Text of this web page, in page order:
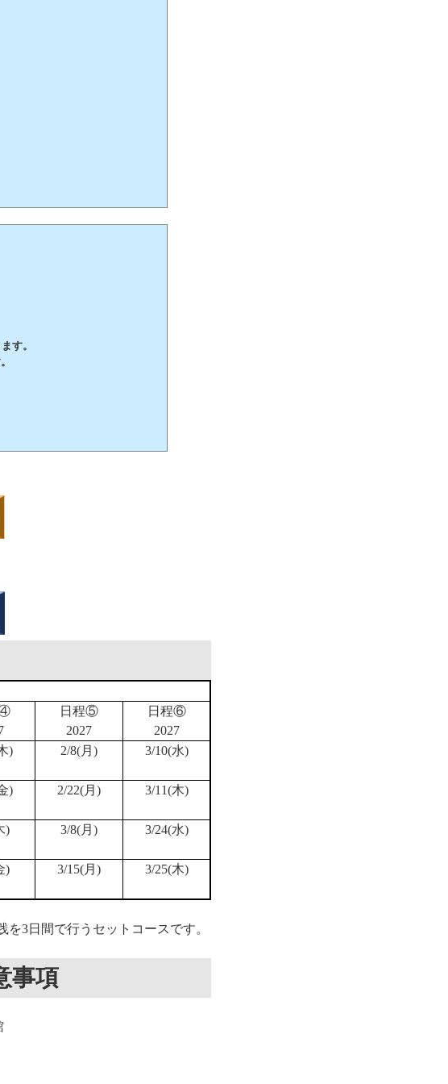
す。
④
日程⑤
2027
日程⑥
2027
) 2/8(月) 3/10(水)
) 2/22(月) 3/11(木)
) 3/8(月) 3/24(水)
) 3/15(月) 3/25(木)
3日間で行うセットコースです。
事項